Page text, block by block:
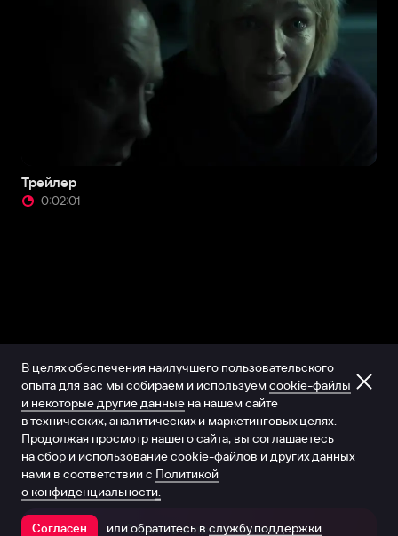
Трейлер
0:02:01
Открыть в приложении
В целях обеспечения наилучшего пользовательского
опыта для вас мы собираем и используем cookie-файлы
и некоторые другие данные на нашем сайте
в технических, аналитических и маркетинговых целях.
Продолжая просмотр нашего сайта, вы соглашаетесь
на сбор и использование cookie-файлов и других данных
нами в соответствии с Политикой
о конфиденциальности.
Согласен или обратитесь в службу поддержки